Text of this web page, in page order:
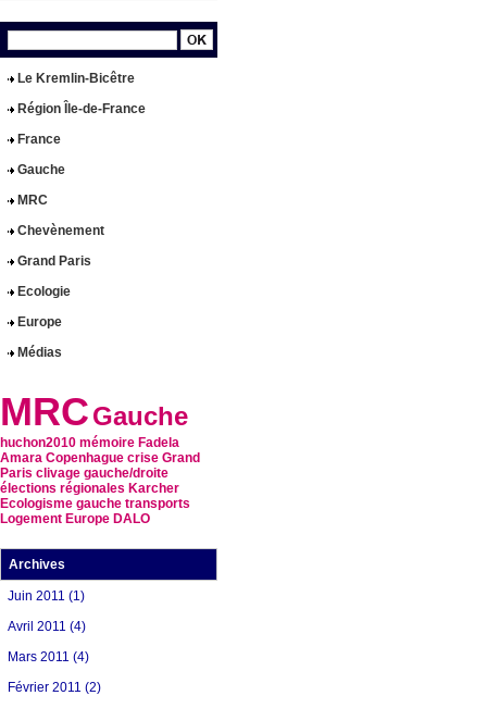
Le Kremlin-Bicêtre
Région Île-de-France
France
Gauche
MRC
Chevènement
Grand Paris
Ecologie
Europe
Médias
MRCGauche
huchon2010 mémoire Fadela
Amara Copenhague crise Grand
Paris clivage gauche/droite
élections régionales Karcher
Ecologisme gauche transports
Logement Europe DALO
Archives
Juin 2011 (1)
Avril 2011 (4)
Mars 2011 (4)
Février 2011 (2)